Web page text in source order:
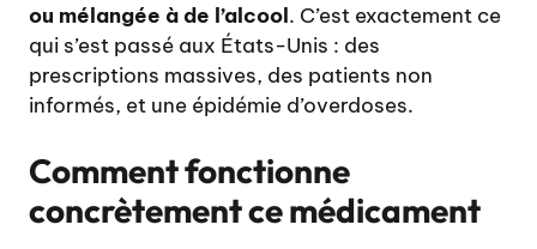
ou mélangée à de l’alcool. C’est exactement ce
qui s’est passé aux États-Unis : des
prescriptions massives, des patients non
informés, et une épidémie d’overdoses.
Comment fonctionne
concrètement ce médicament